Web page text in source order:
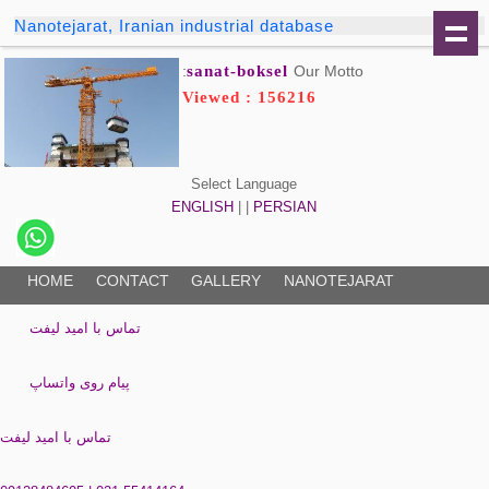
Nanotejarat, Iranian industrial database
sanat-boksel Our Motto:
Viewed : 156216
Select Language
ENGLISH
PERSIAN
HOME CONTACT GALLERY NANOTEJARAT
تماس با امید لیفت
پیام روی واتساپ
تماس با امید لیفت